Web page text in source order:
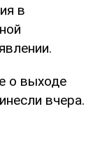
в
о выходе
вчера.